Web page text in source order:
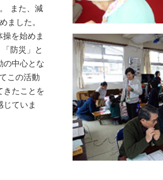
また、減
ました。
を始めま
防災」と
の中心とな
この活動
きたことを
ていま